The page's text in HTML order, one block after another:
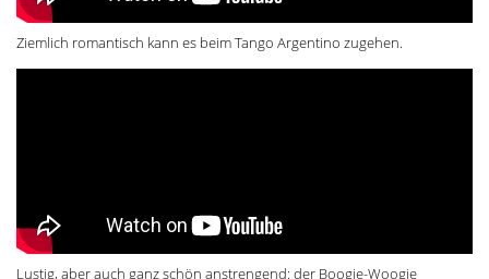
Ziemlich romantisch kann es beim Tango Argentino zugehen.
Lustig, aber auch ganz schön anstrengend: der Boogie-Woogie